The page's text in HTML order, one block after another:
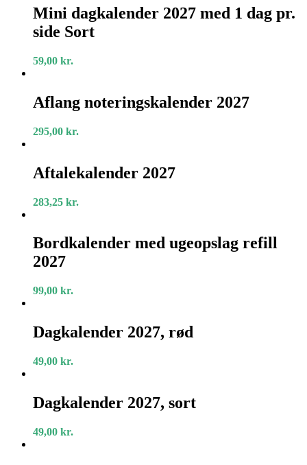
dagkalender
2027
med
dag
Sort
Mini dagkalender 2027 med 1 dag pr.
side Sort
59,00 kr.
noteringskalender
2027
Aflang noteringskalender 2027
295,00 kr.
2027
Aftalekalender 2027
283,25 kr.
med
ugeopslag
refill
Bordkalender med ugeopslag refill
2027
99,00 kr.
2027,
rød
Dagkalender 2027, rød
49,00 kr.
2027,
sort
Dagkalender 2027, sort
49,00 kr.